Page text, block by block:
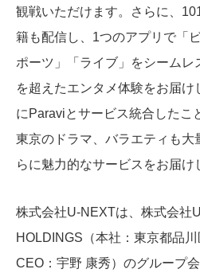
観戦いただけます。さらに、
籍も配信し、1つのアプリで「
ポーツ」「ライブ」をシームレ
を超えたエンタメ体験をお届け
にParaviとサービス統合したこ
東京のドラマ、バラエティも大
らに魅力的なサービスをお届け
株式会社U-NEXTは、株式会社
HOLDINGS（本社：東京都品
CEO：宇野 康秀）のグループ会